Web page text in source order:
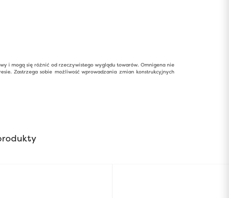
i mogą się różnić od rzeczywistego wyglądu towarów. Omnigena nie
Zastrzega sobie możliwość wprowadzania zmian konstrukcyjnych